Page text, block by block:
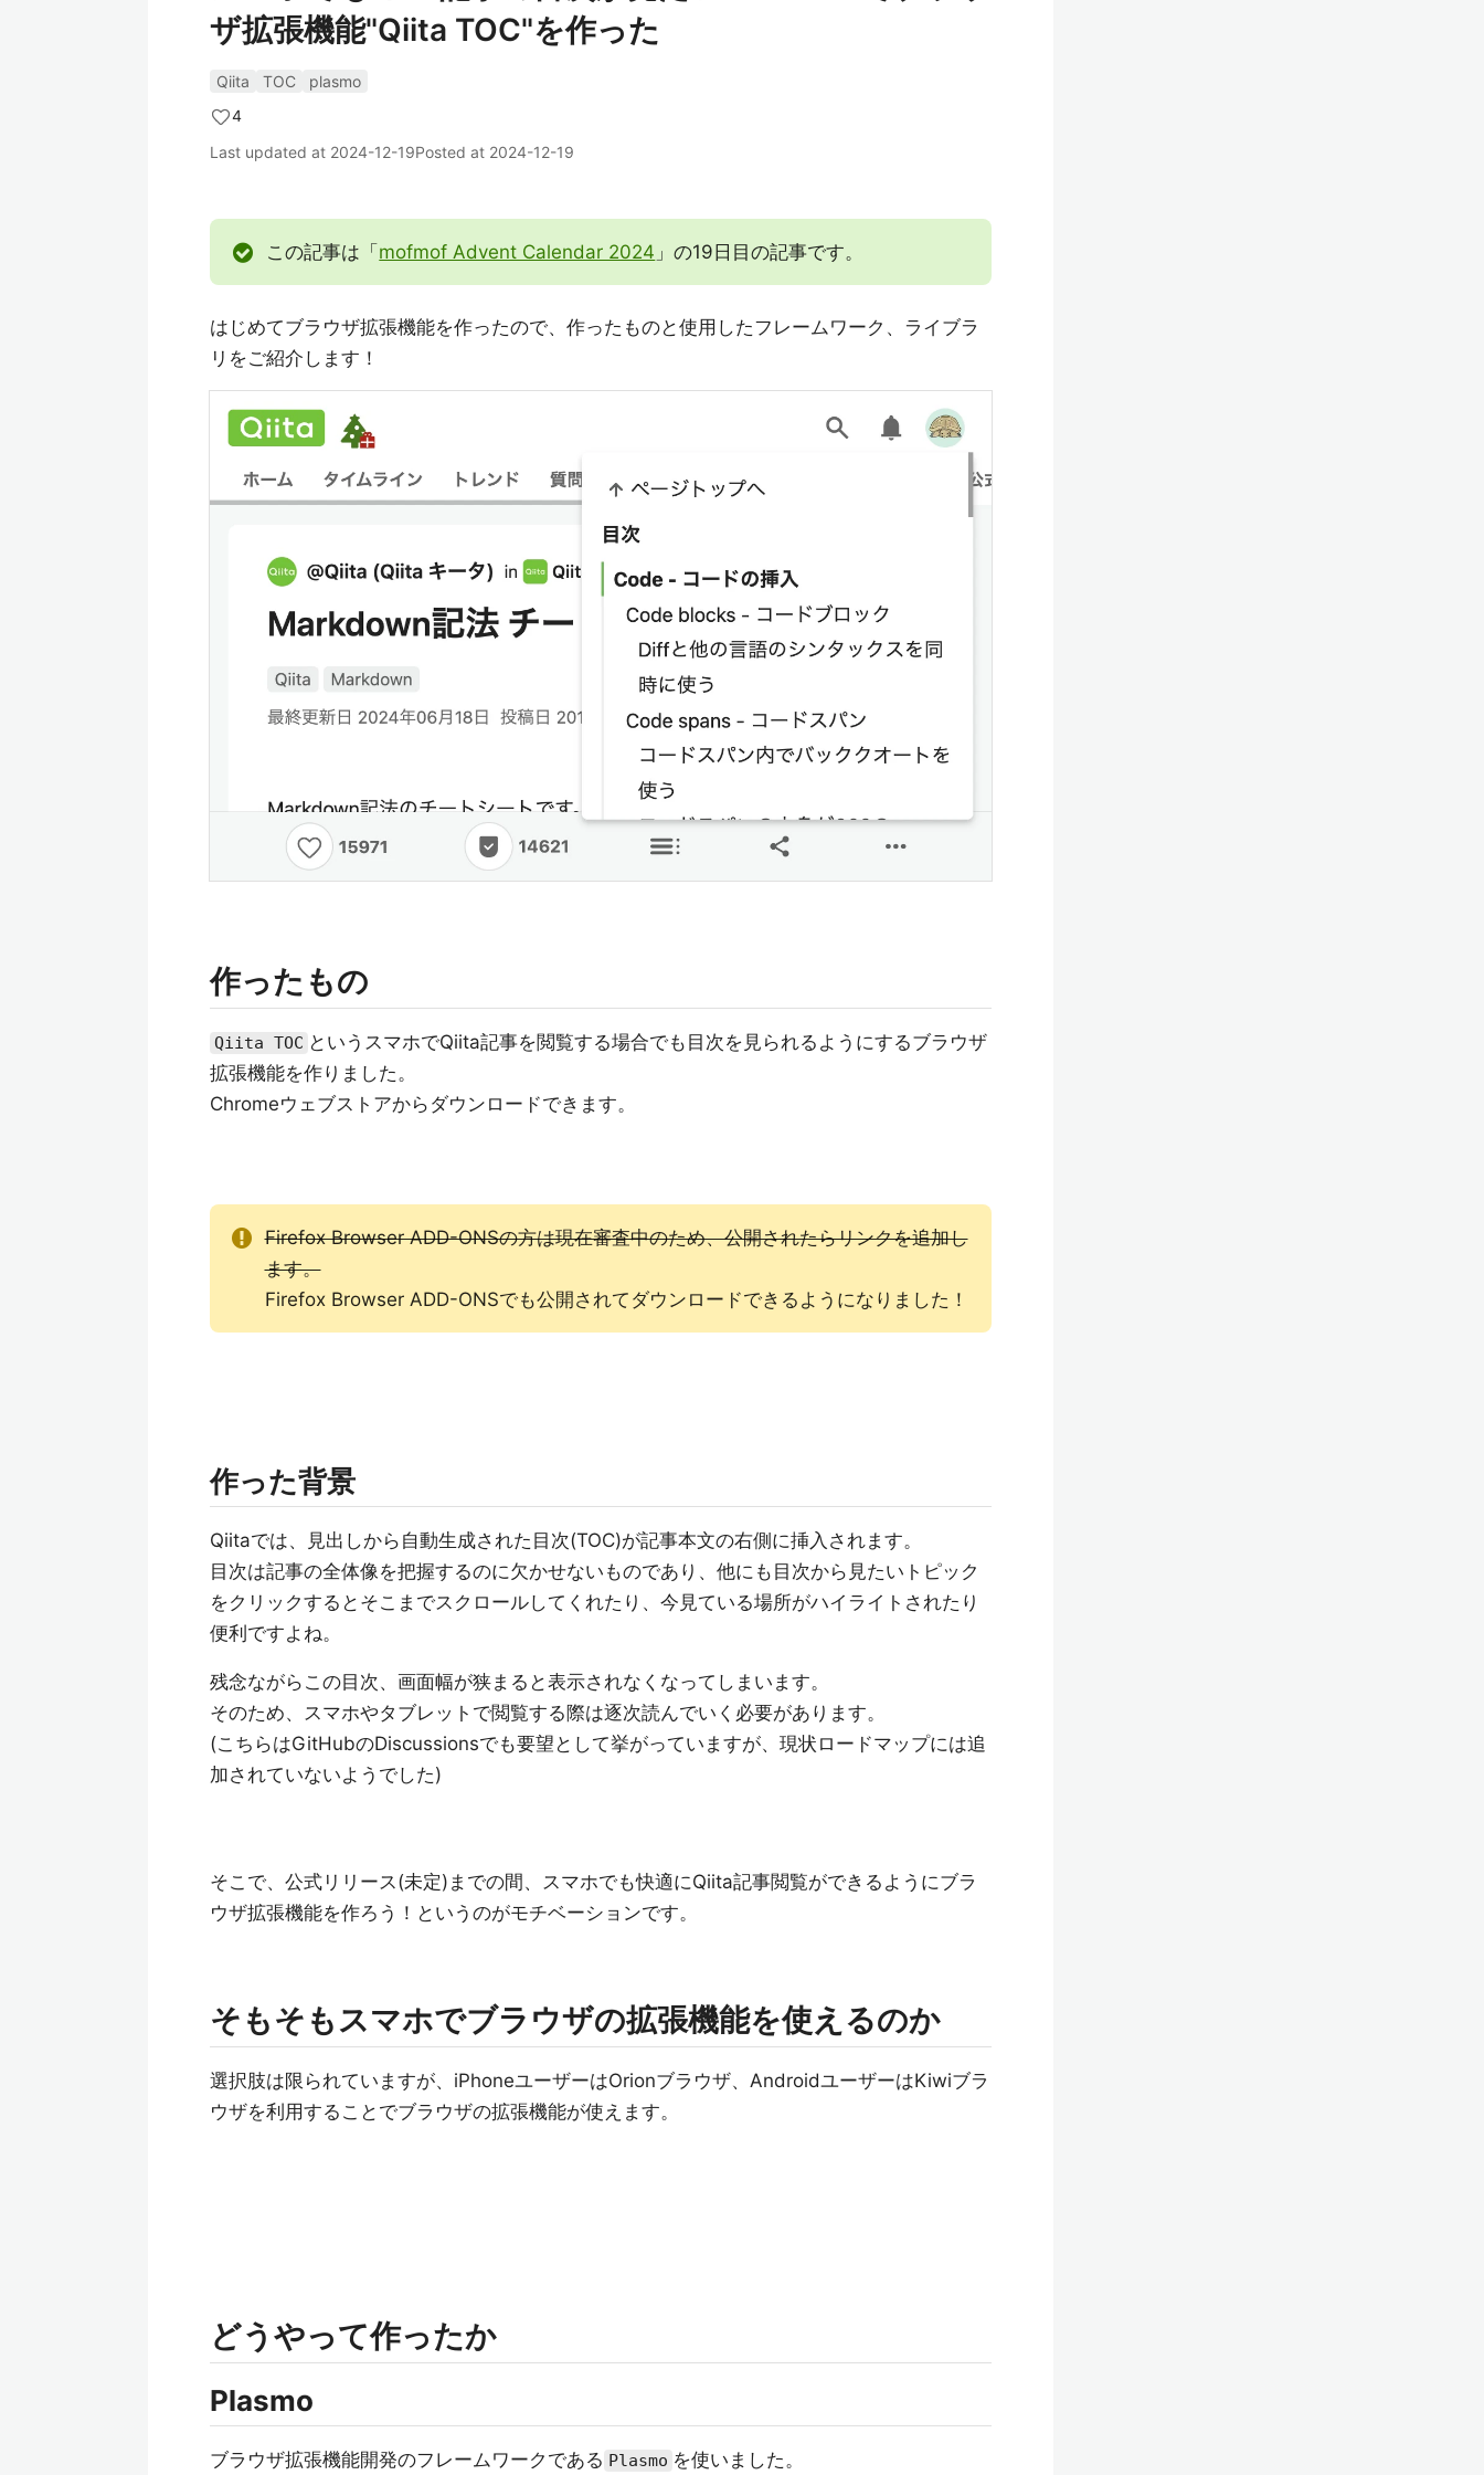
ザ拡張機能"Qiita TOC"を作った
Qiita TOC
plasmo
4
Last updated at 2024-12-19Posted at 2024-12-19
この記事は「 mofmof Advent Calendar 2024 」の19日目の記事です。
はじめてブラウザ拡張機能を作ったので、作ったものと使用したフレームワーク、ライブラ
リをご紹介します！
作ったもの
Qiita TOC というスマホでQiita記事を閲覧する場合でも目次を見られるようにするブラウザ
拡張機能を作りました。
Chromeウェブストアからダウンロードできます。
Firefox Browser ADD-ONSの方は現在審査中のため、公開されたらリンクを追加し
ます。
Firefox Browser ADD-ONSでも公開されてダウンロードできるようになりました！
作った背景
Qiitaでは、見出しから自動生成された目次(TOC)が記事本文の右側に挿入されます。
目次は記事の全体像を把握するのに欠かせないものであり、他にも目次から見たいトピック
をクリックするとそこまでスクロールしてくれたり、今見ている場所がハイライトされたり
便利ですよね。
残念ながらこの目次、画面幅が狭まると表示されなくなってしまいます。
そのため、スマホやタブレットで閲覧する際は逐次読んでいく必要があります。
(こちらはGitHubのDiscussionsでも要望として挙がっていますが、現状ロードマップには追
加されていないようでした)
そこで、公式リリース(未定)までの間、スマホでも快適にQiita記事閲覧ができるようにブラ
ウザ拡張機能を作ろう！というのがモチベーションです。
そもそもスマホでブラウザの拡張機能を使えるのか
選択肢は限られていますが、iPhoneユーザーはOrionブラウザ、AndroidユーザーはKiwiブラ
ウザを利用することでブラウザの拡張機能が使えます。
どうやって作ったか
Plasmo
ブラウザ拡張機能開発のフレームワークである Plasmo を使いました。